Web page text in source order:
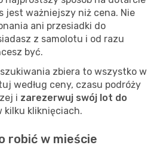
jest ważniejszy niż cena. Nie
ani przesiadki do
z samolotu i od razu
być.
zbiera to wszystko w
według ceny, czasu podróży
i zarezerwuj swój lot do
kilku kliknięciach.
robić w mieście